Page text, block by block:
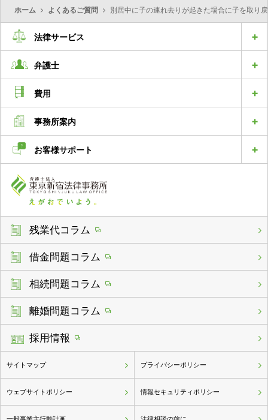
ホーム よくあるご質問 別居中に子の連れ去りが起きた場合に子を取り
法律サービス
弁護士
費用
事務所案内
お客様サポート
残業代コラム
借金問題コラム
相続問題コラム
離婚問題コラム
採用情報
サイトマップ プライバシーポリシー
ウェブサイトポリシー 情報セキュリティポリシー